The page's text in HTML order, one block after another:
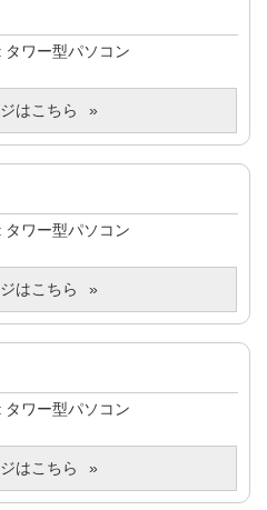
タワー型パソコン
はこちら
タワー型パソコン
はこちら
タワー型パソコン
はこちら